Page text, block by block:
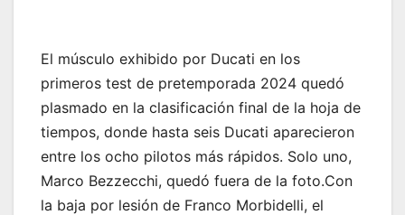
El músculo exhibido por Ducati en los
primeros test de pretemporada 2024 quedó
plasmado en la clasificación final de la hoja de
tiempos, donde hasta seis Ducati aparecieron
entre los ocho pilotos más rápidos. Solo uno,
Marco Bezzecchi, quedó fuera de la foto.Con
la baja por lesión de Franco Morbidelli, el